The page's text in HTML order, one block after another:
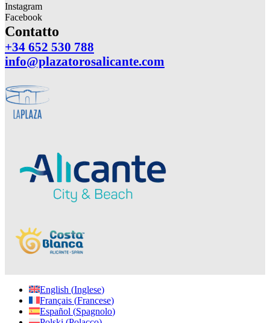
Instagram
Facebook
Contatto
+34 652 530 788
info@plazatorosalicante.com
English (Inglese)
Français (Francese)
Español (Spagnolo)